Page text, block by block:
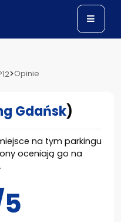
>Opinie
Gdańsk)
na tym parkingu
oceniają go na